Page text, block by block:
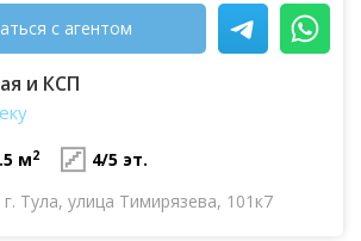
с агентом
и КСП
м2
4/5 эт.
Тула, улица Тимирязева, 101к7